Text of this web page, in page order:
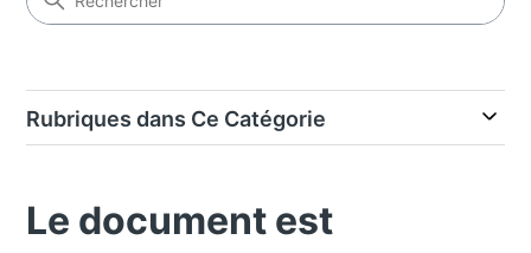
Rubriques dans Ce Catégorie
Le document est